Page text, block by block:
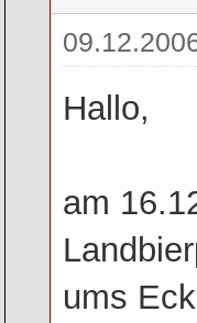
Hallo,
am
ums